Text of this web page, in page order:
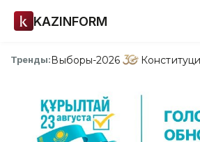
KAZINFORM
Тренды:Выборы-2026